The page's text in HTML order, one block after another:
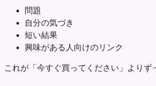
問題
自分の気づき
短い結果
興味がある人向けのリンク
これが「今すぐ買ってください」よりず